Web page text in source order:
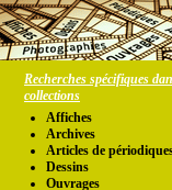
Recherches spécifiques
collections
Affiches
Archives
Articles de
Dessins
Ouvrages